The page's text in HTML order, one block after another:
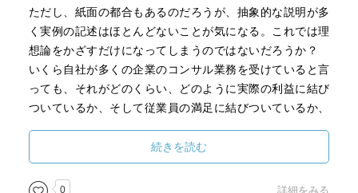
ただし、紙面の都合もあるのだろうが、抽象的な説明が多
く実例の記述はほとんどないことが気になる。これでは理
想論をかざすだけになってしまうのではないだろうか？
いくら自社が多くの企業のコンサル業務を受けていると言
っても、それがどのくらい、どのように実際の利益に結び
ついているか、そして従業員の満足に結びついているか、
本書を通じて、従業員の生活満足度についてほとんど言及
続きを読む
0 詳細をみる